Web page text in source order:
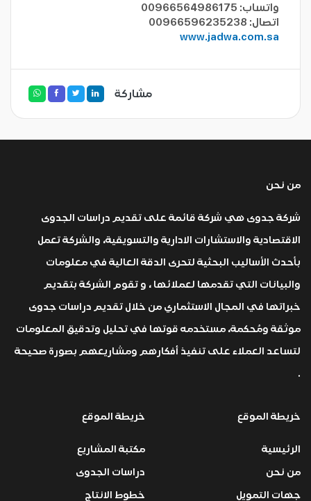
واتساب: 00966564986175
اتصال: 00966596235238
www.jadwa.com.sa
مشاركة
من نحن
شركة جدوى هي شركة قائمة على تقديم دراسات الجدوى
الاقتصادية والاستشارات الادارية والتسويقية، والشركة تعمل
بأحدث الأساليب البحثية لتحرى الدقة العالية في معلومات
والبيانات التي تقدمها لعملائها ، و تقوم الشركة بتقديم
خبراتها في المجال الاستثماري من خلال تقديم دراسات جدوى
موثقة ومُحكمة، مستخدمه قوتها في تحليل وتدقيق المعلومات
لتساعد العملاء على تنفيذ أفكارهم ومشاريعهم بصورة صحيحة
.
خريطة الموقع
الرئيسية
من نحن
جهات التمويل
خريطة الموقع
مكتبة المشاريع
دراسات الجدوى
خطوط الانتاج